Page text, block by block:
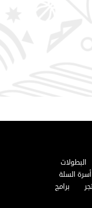
البطولات
أسرة السلة
برامج